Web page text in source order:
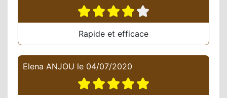
Rapide et efficace
Elena ANJOU le 04/07/2020